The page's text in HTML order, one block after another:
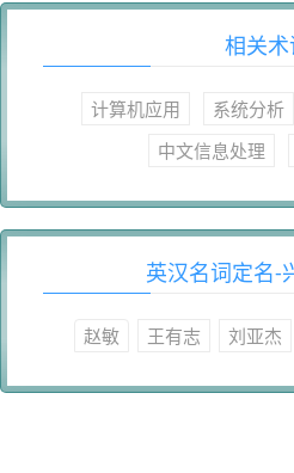
相关
计算机应用 系统分析
中文信息处理
英汉名词定名-
赵敏 王有志 刘亚杰